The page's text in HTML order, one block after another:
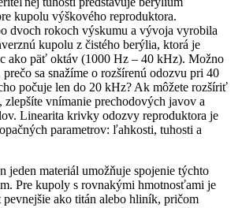
kupolu výškového reproduktora.
dvoch rokoch výskumu a vývoja vyrobila
kupolu z čistého berýlia, ktorá je
ako päť oktáv (1000 Hz – 40 kHz). Možno
prečo sa snažíme o rozšírenú odozvu pri 40
počuje len do 20 kHz? Ak môžete rozšíriť
zlepšíte vnímanie prechodových javov a
Linearita krivky odozvy reproduktora je
parametrov: ľahkosti, tuhosti a
jeden materiál umožňuje spojenie týchto
Pre kupoly s rovnakými hmotnosťami je
pevnejšie ako titán alebo hliník, pričom